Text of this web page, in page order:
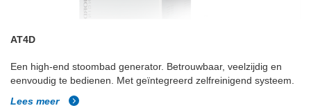
AT4D
Een high-end stoombad generator. Betrouwbaar, veelzijdig en
eenvoudig te bedienen. Met geïntegreerd zelfreinigend systeem.
Lees meer